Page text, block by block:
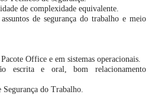
de complexidade equivalente.
de segurança do trabalho e meio
Office e em sistemas operacionais.
escrita e oral, bom relacionamento
do Trabalho.